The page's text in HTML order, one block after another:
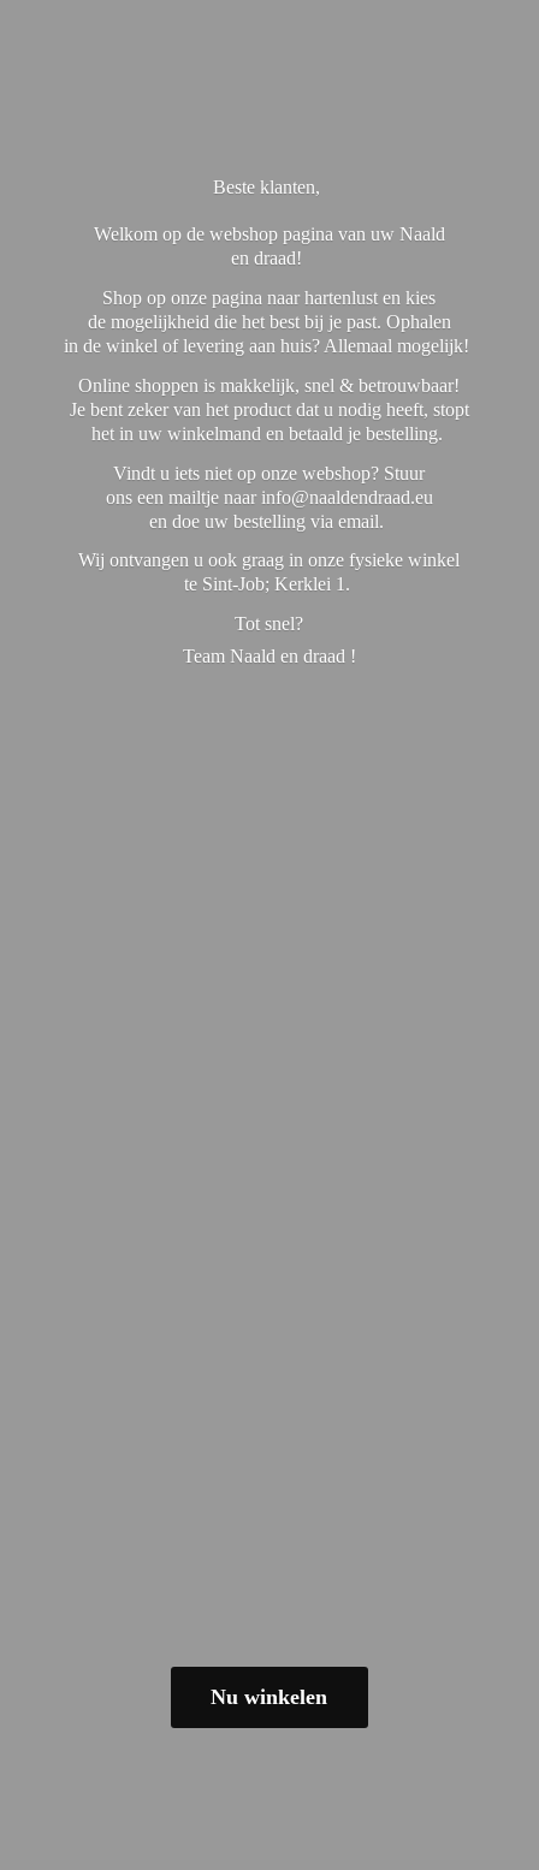
Beste klanten,
Welkom op de webshop pagina van uw Naald
en draad!
Shop op onze pagina naar hartenlust en kies
de mogelijkheid die het best bij je past. Ophalen
in de winkel of levering aan huis? Allemaal mogelijk!
Online shoppen is makkelijk, snel & betrouwbaar!
Je bent zeker van het product dat u nodig heeft, stopt
het in uw winkelmand en betaald je bestelling.
Vindt u iets niet op onze webshop? Stuur
ons een mailtje naar info@naaldendraad.eu
en doe uw bestelling via email.
Wij ontvangen u ook graag in onze fysieke winkel
te Sint-Job; Kerklei 1.
Tot snel?
Team Naald en draad !
Nu winkelen